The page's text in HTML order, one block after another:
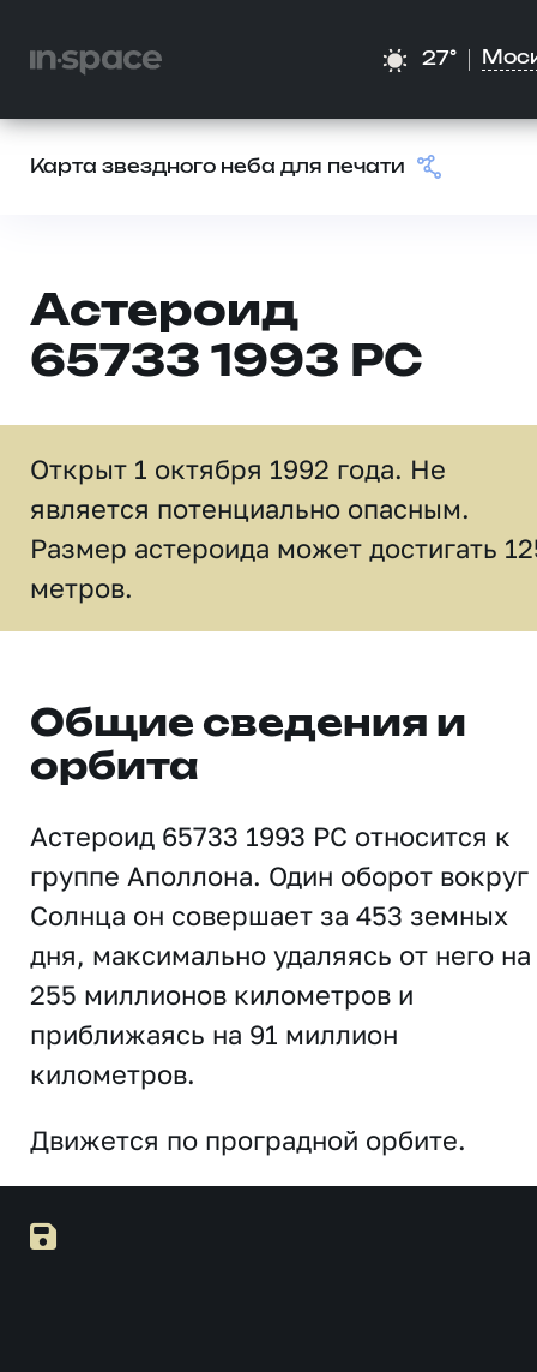
27°
Карта звездного неба для печати
Астероид
65733 1993 PC
Открыт 1 октября 1992 года. Не
является потенциально опасным.
Размер астероида может достигать
метров.
Общие сведения и
орбита
Астероид 65733 1993 PC относится к
группе Аполлона. Один оборот вокруг
Солнца он совершает за 453 земных
дня, максимально удаляясь от него на
255 миллионов километров и
приближаясь на 91 миллион
километров.
Движется по проградной орбите.